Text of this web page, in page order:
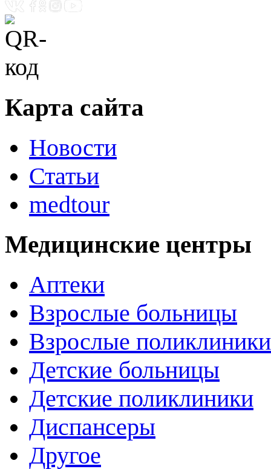
Карта сайта
Новости
Статьи
medtour
Медицинские центры
Аптеки
Взрослые больницы
Взрослые поликлиники
Детские больницы
Детские поликлиники
Диспансеры
Другое